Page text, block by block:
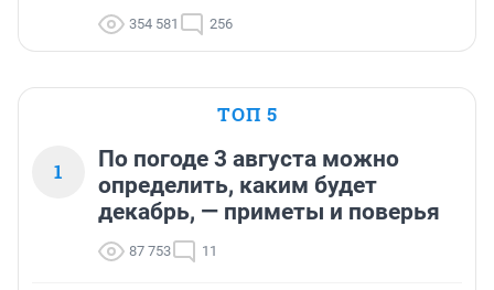
354 581 256
ТОП 5
1
По погоде 3 августа можно
определить, каким будет
декабрь, — приметы и поверья
87 753 11